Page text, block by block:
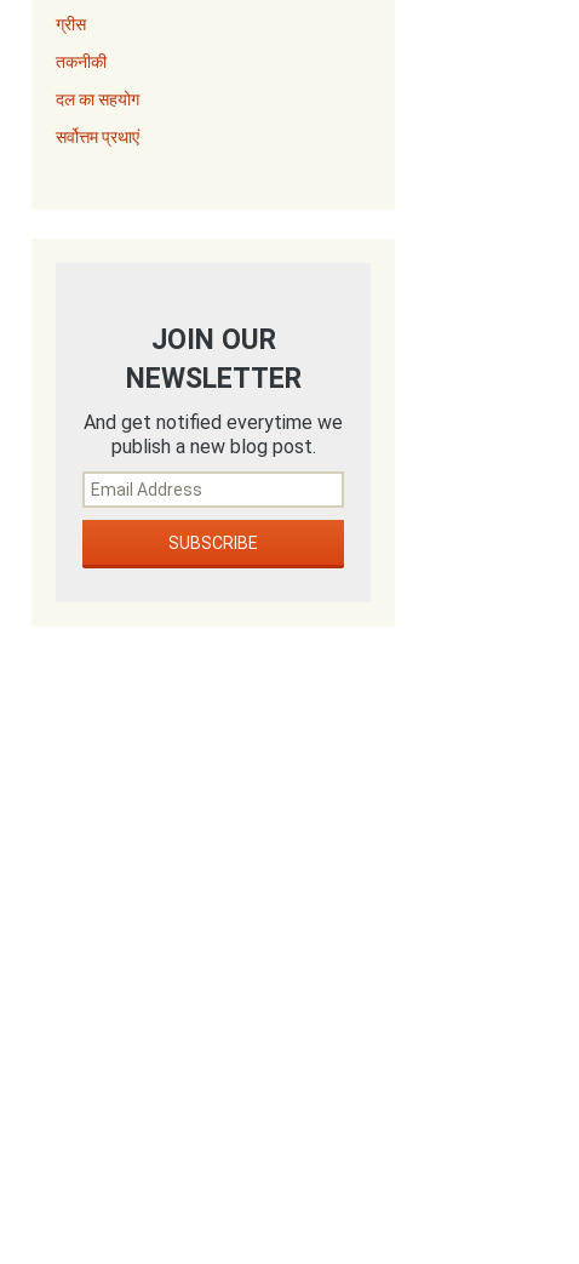
ग्रीस
तकनीकी
दल का सहयोग
सर्वोत्तम प्रथाएं
JOIN OUR
NEWSLETTER
And get notified everytime we
publish a new blog post.